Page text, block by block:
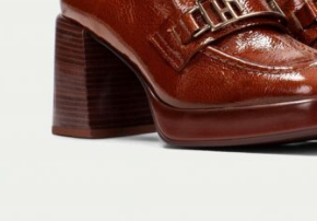
RSD
16.152RSD
37 38 39
Tabela veličina →